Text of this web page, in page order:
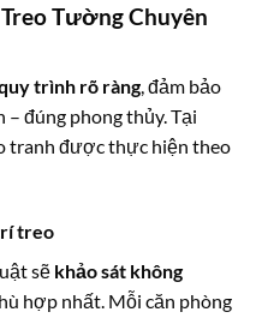
Tường Chuyên
trình rõ ràng, đảm bảo
đúng phong thủy. Tại
tranh được thực hiện theo
treo
sẽ khảo sát không
hợp nhất. Mỗi căn phòng